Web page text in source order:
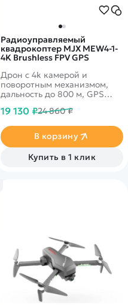
Радиоуправляемый
квадрокоптер MJX MEW4-1-
4K Brushless FPV GPS
Дрон с 4k камерой и
поворотным механизмом,
дальность до 800 м, GPS
19 130 ₽24 860 ₽
В корзину
Купить в 1 клик